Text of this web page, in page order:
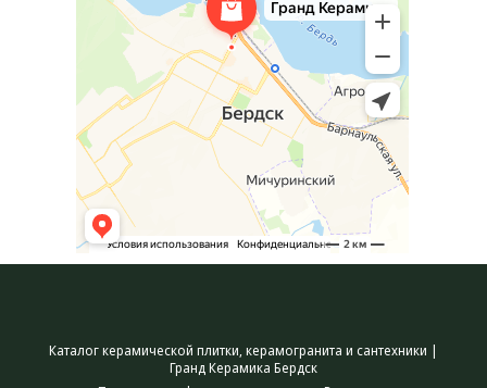
Каталог керамической плитки, керамогранита и сантехники |
Гранд Керамика Бердск